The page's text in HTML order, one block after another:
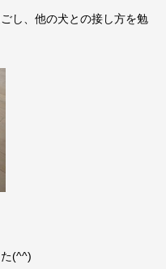
し、他の犬との接し方を勉
(^^)